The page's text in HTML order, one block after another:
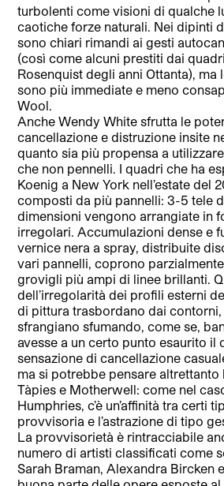
turbolenti come visioni di qualche
caotiche forze naturali. Nei dipinti
sono chiari rimandi ai gesti
(così come alcuni prestiti dai
Rosenquist degli anni Ottanta), ma
sono più immediate e meno
Wool.
Anche Wendy White sfrutta le
cancellazione e distruzione insite
quanto sia più propensa a
che non pennelli. I quadri che ha
Koenig a New York nell’estate del
composti da più pannelli: 3-5 tele
dimensioni vengono arrangiate in
irregolari. Accumulazioni dense e
vernice nera a spray, distribuite
vari pannelli, coprono
grovigli più ampi di linee brillanti.
dell’irregolarità dei profili esterni
di pittura trasbordano dai
sfrangiano sfumando, come se,
avesse a un certo punto esaurito il
sensazione di cancellazione
ma si potrebbe pensare altrettanto
Tàpies e Motherwell: come nel
Humphries, c’è un’affinità tra certi
provvisoria e l’astrazione di tipo
La provvisorietà è rintracciabile
numero di artisti classificati come
Sarah Braman, Alexandra Bircken